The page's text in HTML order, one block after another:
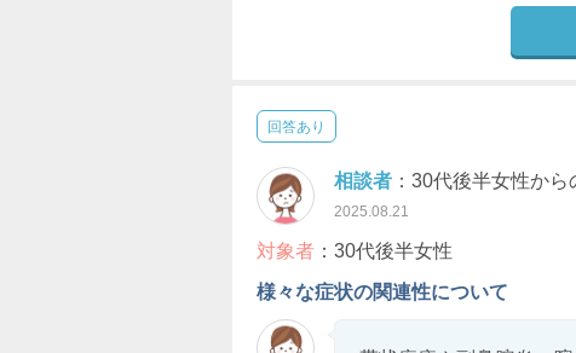
回答あり
相談者 ：30代後半女性から
2025.08.21
対象者 ：30代後半女性
様々な症状の関連性について